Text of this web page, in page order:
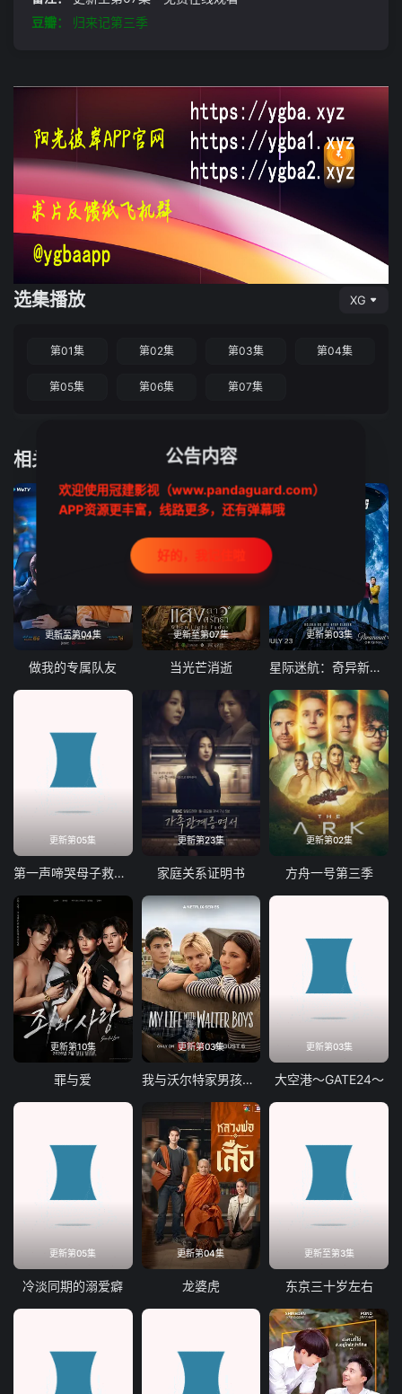
豆瓣：
归来记第三季
选集播放 XG
第01集 第02集 第03集 第04集
第05集 第06集 第07集
相关推荐
更新至第04集
做我的专属队友
更新至第07集
当光芒消逝
更新第03集
星际迷航：奇异新世界第四季
更新第05集
第一声啼哭母子救命急救班
更新第23集
家庭关系证明书
更新第02集
方舟一号第三季
更新第10集
罪与爱
更新第03集
我与沃尔特家男孩的生活第三季
更新第03集
大空港～GATE24～
更新第05集
冷淡同期的溺爱癖
更新第04集
龙婆虎
更新至第3集
东京三十岁左右
公告内容
欢迎使用冠建影视（www.pandaguard.com）
APP资源更丰富，线路更多，还有弹幕哦
好的，我记住啦